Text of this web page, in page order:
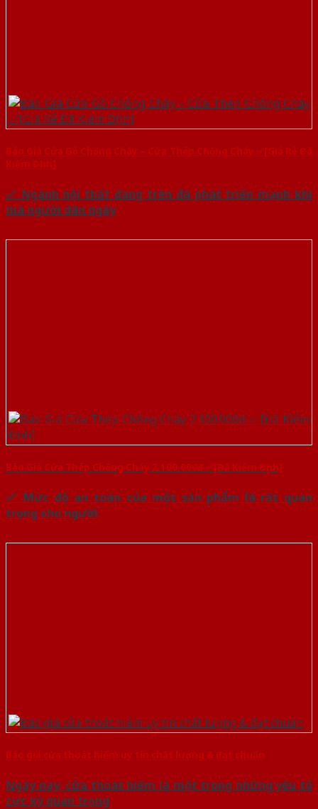
Báo Giá Cửa Gỗ Chống Cháy – Cửa Thép Chống Cháy ✅[Giá Rẻ Đã
Kiểm Định]
✅ Ngành nội thất đang trên đà phát triển mạnh khi
mà người dân ngày
Báo Giá Cửa Thép Chống Cháy 2.100.000đ ✅[Đã Kiểm Định]
✅ Mức độ an toàn của một sản phẩm là rất quan
trọng cho người
Báo giá cửa thoát hiểm uy tín chất lượng & đạt chuẩn
Ngày nay, cửa thoát hiểm là một trong những yếu tố
cực kỳ quan trọng